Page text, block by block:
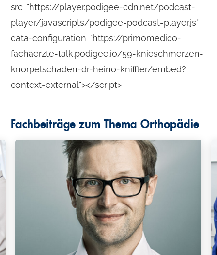
src="https://player.podigee-cdn.net/podcast-
player/javascripts/podigee-podcast-player.js"
data-configuration="https://primomedico-
fachaerzte-talk.podigee.io/59-knieschmerzen-
knorpelschaden-dr-heino-kniffler/embed?
context=external"></script>
Fachbeiträge zum ThemaOrthopädie